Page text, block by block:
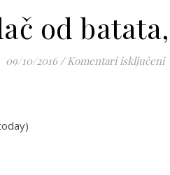
od
09/10/2016 / Komentari isključeni